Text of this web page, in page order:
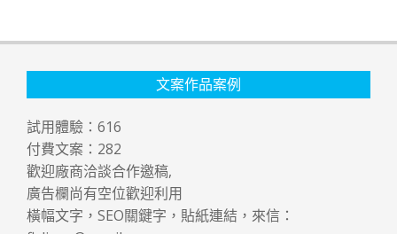
文案作品案例
試用體驗： 616
付費文案： 282
歡迎廠商洽談合作邀稿,
廣告欄尚有空位歡迎利用
橫幅文字，SEO關鍵字，貼紙連結，來信：